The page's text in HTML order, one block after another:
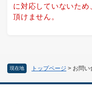
現在地 トップページ > お問い
に対応していないた
頂けません。